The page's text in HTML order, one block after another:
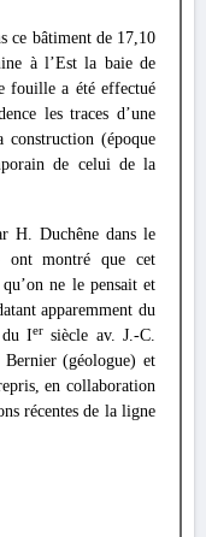
ce bâtiment de 17,10
à l’Est la baie de
fouille a été effectué
les traces d’une
construction (époque
de celui de la
H. Duchêne dans le
ont montré que cet
ne le pensait et
apparemment du
du Ier siècle av. J.-C.
Bernier (géologue) et
en collaboration
récentes de la ligne